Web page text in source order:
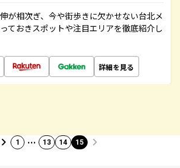
が相次ぎ、今や街歩きに欠かせない台北メ
ておきスポットや注目エリアを徹底紹介し
詳細を見る
1 … 13 14 15